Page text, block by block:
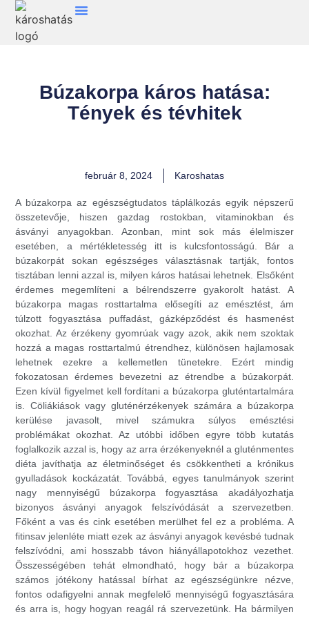
Búzakorpa káros hatása:
Tények és tévhitek
február 8, 2024 Karoshatas
A búzakorpa az egészségtudatos táplálkozás egyik népszerű
összetevője, hiszen gazdag rostokban, vitaminokban és
ásványi anyagokban. Azonban, mint sok más élelmiszer
esetében, a mértékletesség itt is kulcsfontosságú. Bár a
búzakorpát sokan egészséges választásnak tartják, fontos
tisztában lenni azzal is, milyen káros hatásai lehetnek. Elsőként
érdemes megemlíteni a bélrendszerre gyakorolt hatást. A
búzakorpa magas rosttartalma elősegíti az emésztést, ám
túlzott fogyasztása puffadást, gázképződést és hasmenést
okozhat. Az érzékeny gyomrúak vagy azok, akik nem szoktak
hozzá a magas rosttartalmú étrendhez, különösen hajlamosak
lehetnek ezekre a kellemetlen tünetekre. Ezért mindig
fokozatosan érdemes bevezetni az étrendbe a búzakorpát.
Ezen kívül figyelmet kell fordítani a búzakorpa gluténtartalmára
is. Cöliákiások vagy gluténérzékenyek számára a búzakorpa
kerülése javasolt, mivel számukra súlyos emésztési
problémákat okozhat. Az utóbbi időben egyre több kutatás
foglalkozik azzal is, hogy az arra érzékenyeknél a gluténmentes
diéta javíthatja az életminőséget és csökkentheti a krónikus
gyulladások kockázatát. Továbbá, egyes tanulmányok szerint
nagy mennyiségű búzakorpa fogyasztása akadályozhatja
bizonyos ásványi anyagok felszívódását a szervezetben.
Főként a vas és cink esetében merülhet fel ez a probléma. A
fitinsav jelenléte miatt ezek az ásványi anyagok kevésbé tudnak
felszívódni, ami hosszabb távon hiányállapotokhoz vezethet.
Összességében tehát elmondható, hogy bár a búzakorpa
számos jótékony hatással bírhat az egészségünkre nézve,
fontos odafigyelni annak megfelelő mennyiségű fogyasztására
és arra is, hogy hogyan reagál rá szervezetünk. Ha bármilyen